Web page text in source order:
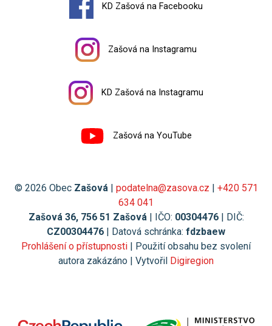
KD Zašová na Facebooku
Zašová na Instagramu
KD Zašová na Instagramu
Zašová na YouTube
© 2026 Obec Zašová | podatelna@zasova.cz | +420 571
634 041
Zašová 36, 756 51 Zašová | IČO: 00304476| DIČ:
CZ00304476 | Datová schránka: fdzbaew
Prohlášení o přístupnosti | Použití obsahu bez svolení
autora zakázáno | Vytvořil Digiregion